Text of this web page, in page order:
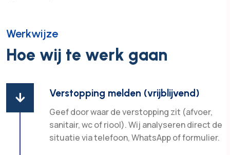
Werkwijze
Hoe wij te werk gaan
 Verstopping melden (vrijblijvend)
Geef door waar de verstopping zit (afvoer,
sanitair, wc of riool). Wij analyseren direct de
situatie via telefoon, WhatsApp of formulier.